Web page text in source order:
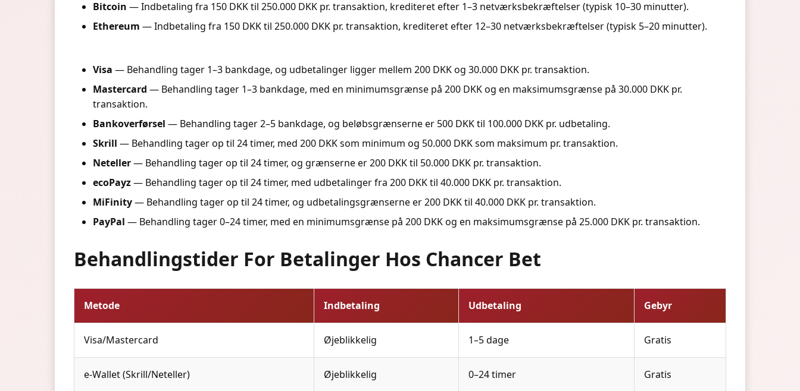
Bitcoin — Indbetaling fra 150 DKK til 250.000 DKK pr. transaktion, krediteret efter 1–3 netværksbekræftelser (typisk 10–30 minutter).
Ethereum — Indbetaling fra 150 DKK til 250.000 DKK pr. transaktion, krediteret efter 12–30 netværksbekræftelser (typisk 5–20 minutter).
Visa — Behandling tager 1–3 bankdage, og udbetalinger ligger mellem 200 DKK og 30.000 DKK pr. transaktion.
Mastercard — Behandling tager 1–3 bankdage, med en minimumsgrænse på 200 DKK og en maksimumsgrænse på 30.000 DKK pr.
transaktion.
Bankoverførsel — Behandling tager 2–5 bankdage, og beløbsgrænserne er 500 DKK til 100.000 DKK pr. udbetaling.
Skrill — Behandling tager op til 24 timer, med 200 DKK som minimum og 50.000 DKK som maksimum pr. transaktion.
Neteller— Behandling tager op til 24 timer, og grænserne er 200 DKK til 50.000 DKK pr. transaktion.
ecoPayz— Behandling tager op til 24 timer, med udbetalinger fra 200 DKK til 40.000 DKK pr. transaktion.
MiFinity— Behandling tager op til 24 timer, og udbetalingsgrænserne er 200 DKK til 40.000 DKK pr. transaktion.
PayPal — Behandling tager 0–24 timer, med en minimumsgrænse på 200 DKK og en maksimumsgrænse på 25.000 DKK pr. transaktion.
Behandlingstider For Betalinger Hos Chancer Bet
Metode Indbetaling Udbetaling Gebyr
Visa/Mastercard Øjeblikkelig 1–5 dage Gratis
e-Wallet (Skrill/Neteller) Øjeblikkelig 0–24 timer Gratis